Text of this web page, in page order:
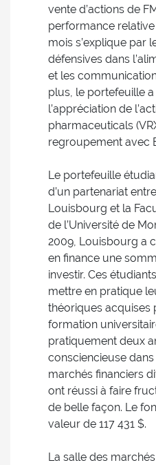
vente d’actions de
performance
mois s’explique par
défensives dans
et les
plus, le portefeuille
l’appréciation de
pharmaceuticals
regroupement avec
Le portefeuille
d’un partenariat
Louisbourg et la
de l’Université de
2009, Louisbourg a
en finance une
investir. Ces
mettre en pratique
théoriques acquises
formation
pratiquement deux
consciencieuse
marchés financiers
ont réussi à faire
de belle façon. Le
valeur de 117 431 $.
La salle des